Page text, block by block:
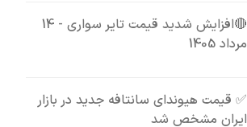
🔴افزایش شدید قیمت تایر سواری - 14
مرداد 1405
✅ قیمت هیوندای سانتافه جدید در بازار
ایران مشخص شد